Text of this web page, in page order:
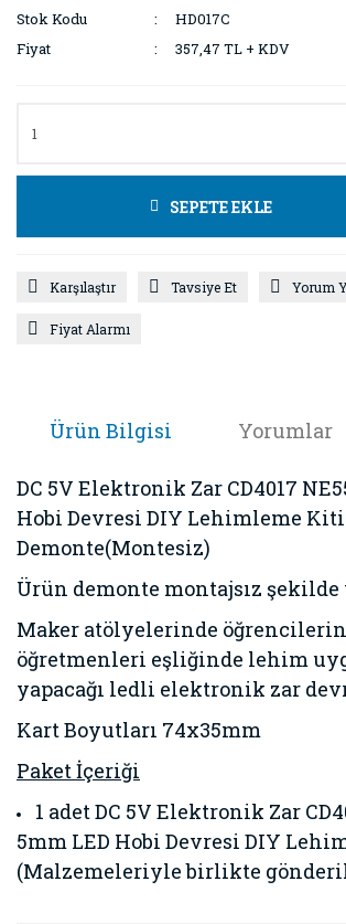
Stok Kodu
HD017C
Fiyat
357,47 TL + KDV
SEPETE EKLE
Karşılaştır Tavsiye Et Yorum
Fiyat Alarmı
Ürün Bilgisi Yorumlar
DC 5V Elektronik Zar CD4017
Hobi Devresi DIY Lehimleme Kiti
Demonte(Montesiz)
Ürün demonte montajsız şekilde
Maker atölyelerinde öğrencilerin
öğretmenleri eşliğinde lehim
yapacağı ledli elektronik zar
Kart Boyutları 74x35mm
Paket İçeriği
1 adet DC 5V Elektronik Zar
5mm LED Hobi Devresi DIY
(Malzemeleriyle birlikte